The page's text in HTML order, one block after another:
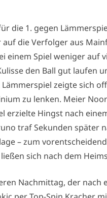
die 1. gegen
die Verfolger aus
einem Spiel weniger auf
den Ball gut laufen
zeigte sich
zu lenken. Meier
erzielte Hingst nach
traf Sekunden später
– zum
sich nach dem
Nachmittag, der nach